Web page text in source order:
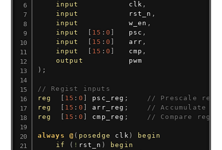
input
           clk
,
input
           rst_n
,
input
           w_en
,
input
15 : 0
   psc
,
input
15 : 0
   arr
,
input
15 : 0
   cmp
,
output
) ;
// Regist inputs
reg
15 : 0 psc_reg ;
// Prescale
reg
15 : 0 arr_reg ;
// Accumulate
reg
15 : 0 cmp_reg ; // Compare
always @ ( posedge clk )
begin
if
( ! rst_n )
begin